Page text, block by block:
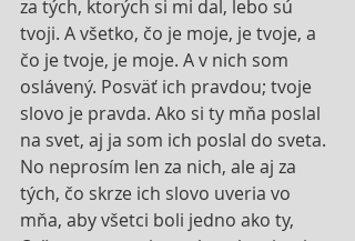
za tých, ktorých si mi dal, lebo sú
tvoji. A všetko, čo je moje, je tvoje, a
čo je tvoje, je moje. A v nich som
oslávený. Posväť ich pravdou; tvoje
slovo je pravda. Ako si ty mňa poslal
na svet, aj ja som ich poslal do sveta.
No neprosím len za nich, ale aj za
tých, čo skrze ich slovo uveria vo
mňa, aby všetci boli jedno ako ty,